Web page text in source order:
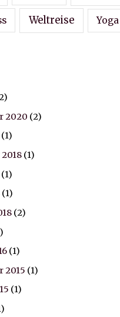
Weltreise Yoga
2020 (2)
(1)
(1)
(1)
(1)
(2)
(1)
2015 (1)
(1)